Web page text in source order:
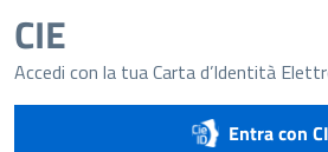
CIE
Accedi con la tua Carta d’Identità
Entra con